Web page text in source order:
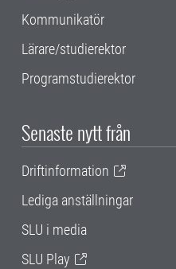
Kommunikatör
Lärare/studierektor
Programstudierektor
Senaste nytt från
Driftinformation
Lediga anställningar
SLU i media
SLU Play